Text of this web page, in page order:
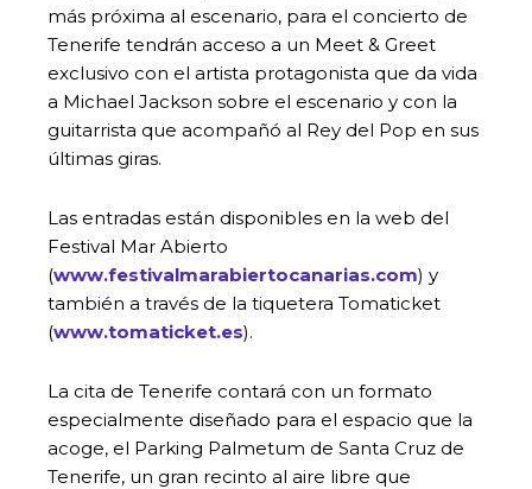
más próxima al escenario, para el concierto de
Tenerife tendrán acceso a un Meet & Greet
exclusivo con el artista protagonista que da vida
a Michael Jackson sobre el escenario y con la
guitarrista que acompañó al Rey del Pop en sus
últimas giras.
Las entradas están disponibles en la web del
Festival Mar Abierto
(www.festivalmarabiertocanarias.com) y
también a través de la tiquetera Tomaticket
(www.tomaticket.es).
La cita de Tenerife contará con un formato
especialmente diseñado para el espacio que la
acoge, el Parking Palmetum de Santa Cruz de
Tenerife, un gran recinto al aire libre que